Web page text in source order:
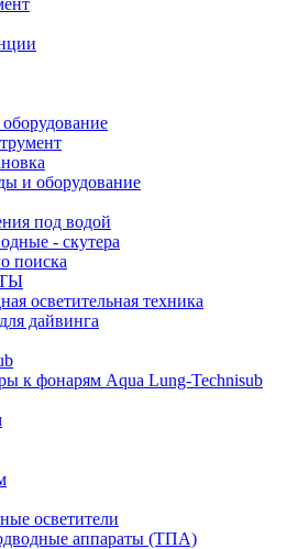
и оборудование
под водой
- скутера
поиска
осветительная техника
дайвинга
к фонарям Aqua Lung-Technisub
осветители
аппараты (ТПА)